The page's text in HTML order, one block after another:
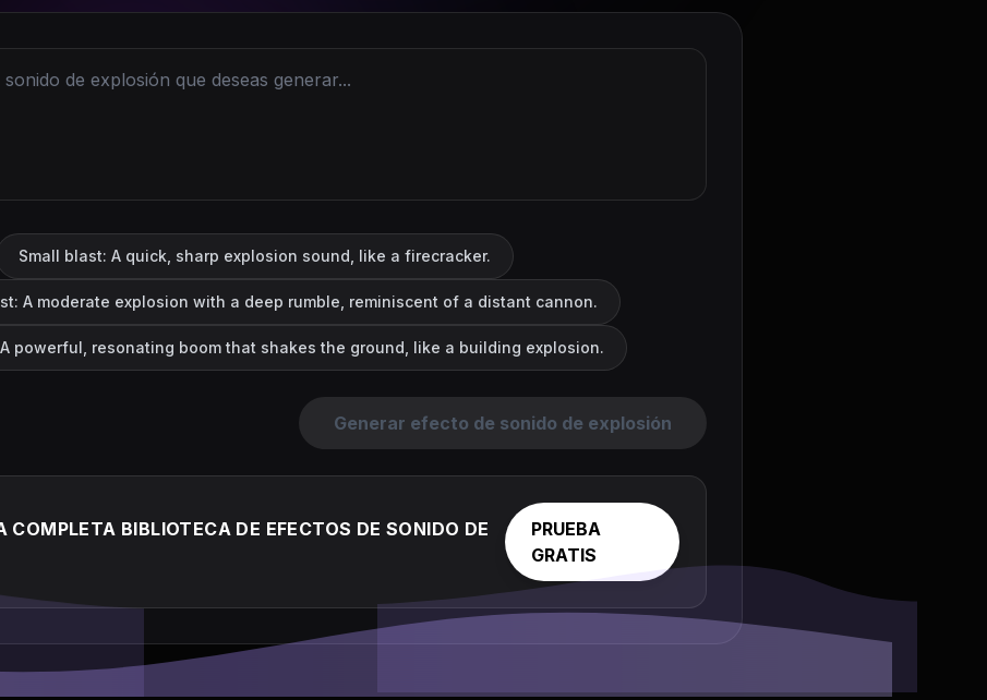
Small blast: A quick, sharp explosion sound, like a firecracker.
A moderate explosion with a deep rumble, reminiscent of a distant cannon.
powerful, resonating boom that shakes the ground, like a building explosion.
Generar efecto de sonido de explosión
COMPLETA BIBLIOTECA DE EFECTOS DE SONIDO DE
PRUEBA
GRATIS